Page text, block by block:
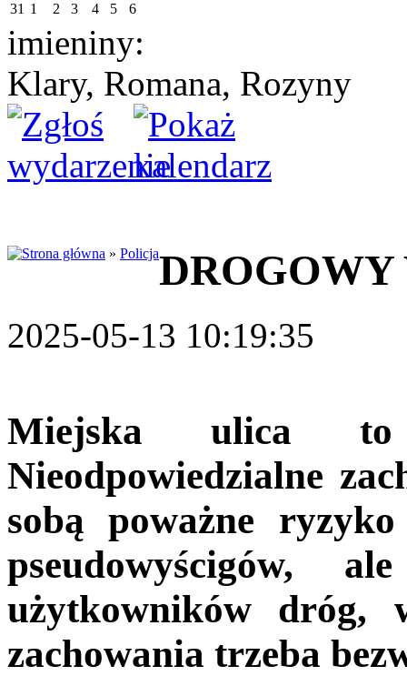
31 1 2 3 4 5 6
imieniny:
Klary, Romana, Rozyny
» PolicjaDROGOWY
2025-05-13 10:19:35
Miejska ulica
Nieodpowiedzialne
sobą poważne
pseudowyścigów,
użytkowników dróg,
zachowania trzeba